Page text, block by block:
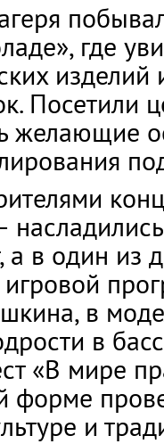
где
изделий
Посетили
желающие
а в один из
игровой
в
в
«В мире
форме
и